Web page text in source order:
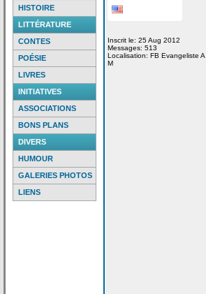
HISTOIRE
LITTÉRATURE
CONTES
POÉSIE
LIVRES
INITIATIVES
ASSOCIATIONS
BONS PLANS
DIVERS
HUMOUR
GALERIES PHOTOS
LIENS
Inscrit le: 25 Aug 2012
Messages: 513
Localisation: FB Evangeliste A
M